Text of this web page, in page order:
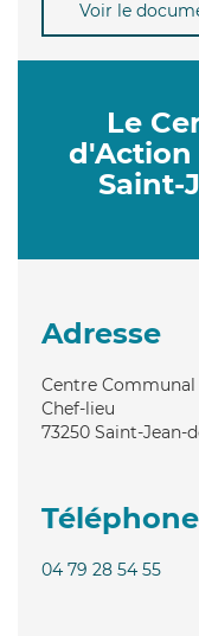
Voir le
Le
d'Action
Saint-
Adresse
Centre
Chef-lieu
73250 Saint-Jean-
Téléphone
04 79 28 54 55